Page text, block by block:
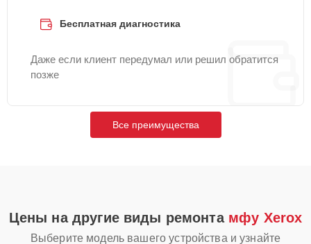
Бесплатная диагностика
Даже если клиент передумал или решил обратится
позже
Все преимущества
Цены на другие виды ремонта мфу Xerox
Выберите модель вашего устройства и узнайте